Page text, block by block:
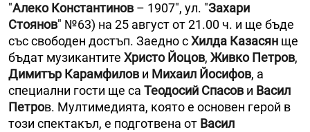
"Алеко Константинов – 1907", ул. "Захари
Стоянов" №63) на 25 август от 21.00 ч. и ще бъде
със свободен достъп. Заедно сХилда Казасян ще
бъдат музикантите Христо Йоцов, Живко Петров,
Димитър Карамфилов и Михаил Йосифов, а
специални гости ще са Теодосий Спасов и Васил
Петров. Мултимедията, която е основен герой в
този спектакъл, е подготвена от Васил